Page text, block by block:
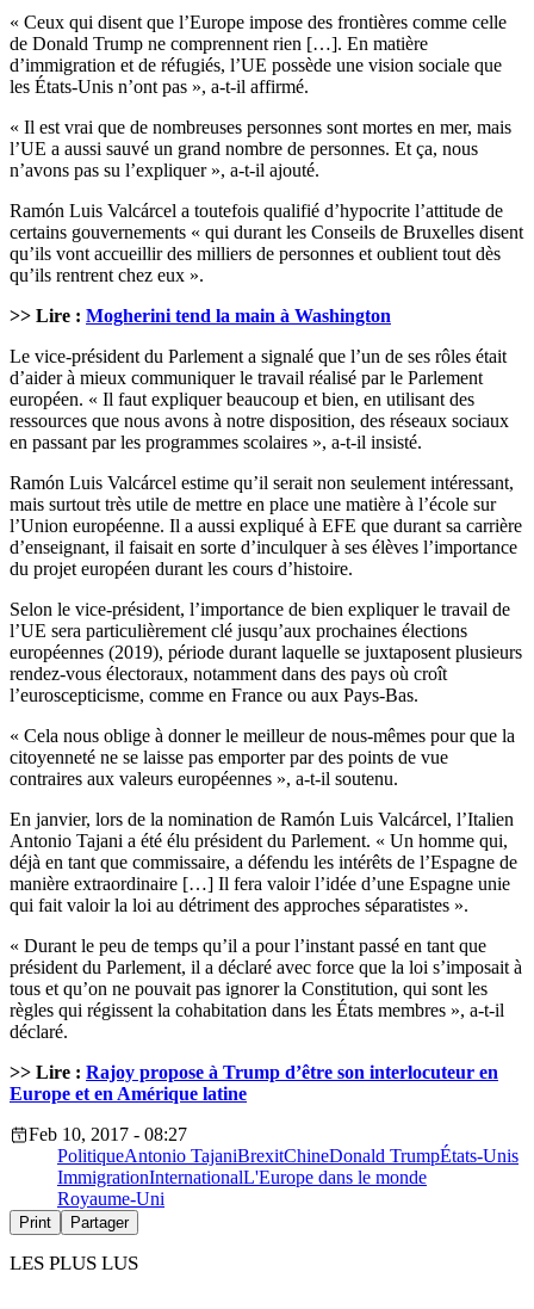
« Ceux qui disent que l’Europe impose des frontières comme celle
de Donald Trump ne comprennent rien […]. En matière
d’immigration et de réfugiés, l’UE possède une vision sociale que
les États-Unis n’ont pas », a-t-il affirmé.
« Il est vrai que de nombreuses personnes sont mortes en mer, mais
l’UE a aussi sauvé un grand nombre de personnes. Et ça, nous
n’avons pas su l’expliquer », a-t-il ajouté.
Ramón Luis Valcárcel a toutefois qualifié d’hypocrite l’attitude de
certains gouvernements « qui durant les Conseils de Bruxelles disent
qu’ils vont accueillir des milliers de personnes et oublient tout dès
qu’ils rentrent chez eux ».
>> Lire : Mogherini tend la main à Washington
Le vice-président du Parlement a signalé que l’un de ses rôles était
d’aider à mieux communiquer le travail réalisé par le Parlement
européen. « Il faut expliquer beaucoup et bien, en utilisant des
ressources que nous avons à notre disposition, des réseaux sociaux
en passant par les programmes scolaires », a-t-il insisté.
Ramón Luis Valcárcel estime qu’il serait non seulement intéressant,
mais surtout très utile de mettre en place une matière à l’école sur
l’Union européenne. Il a aussi expliqué à EFE que durant sa carrière
d’enseignant, il faisait en sorte d’inculquer à ses élèves l’importance
du projet européen durant les cours d’histoire.
Selon le vice-président, l’importance de bien expliquer le travail de
l’UE sera particulièrement clé jusqu’aux prochaines élections
européennes (2019), période durant laquelle se juxtaposent plusieurs
rendez-vous électoraux, notamment dans des pays où croît
l’euroscepticisme, comme en France ou aux Pays-Bas.
« Cela nous oblige à donner le meilleur de nous-mêmes pour que la
citoyenneté ne se laisse pas emporter par des points de vue
contraires aux valeurs européennes », a-t-il soutenu.
En janvier, lors de la nomination de Ramón Luis Valcárcel, l’Italien
Antonio Tajani a été élu président du Parlement. « Un homme qui,
déjà en tant que commissaire, a défendu les intérêts de l’Espagne de
manière extraordinaire […] Il fera valoir l’idée d’une Espagne unie
qui fait valoir la loi au détriment des approches séparatistes ».
« Durant le peu de temps qu’il a pour l’instant passé en tant que
président du Parlement, il a déclaré avec force que la loi s’imposait à
tous et qu’on ne pouvait pas ignorer la Constitution, qui sont les
règles qui régissent la cohabitation dans les États membres », a-t-il
déclaré.
>> Lire : Rajoy propose à Trump d’être son interlocuteur en
Europe et en Amérique latine
Feb 10, 2017 - 08:27
PolitiqueAntonio TajaniBrexitChineDonald TrumpÉtats-Unis
ImmigrationInternationalL'Europe dans le monde
Royaume-Uni
Print Partager
LES PLUS LUS